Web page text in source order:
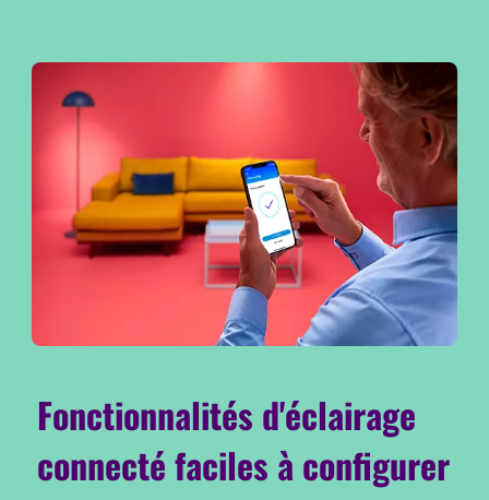
Fonctionnalités d'éclairage
connecté faciles à configurer